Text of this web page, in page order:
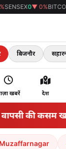
0%BITCOIN$0▼ 0%
बिजनौर
खबरें देश
की कसम खाई,